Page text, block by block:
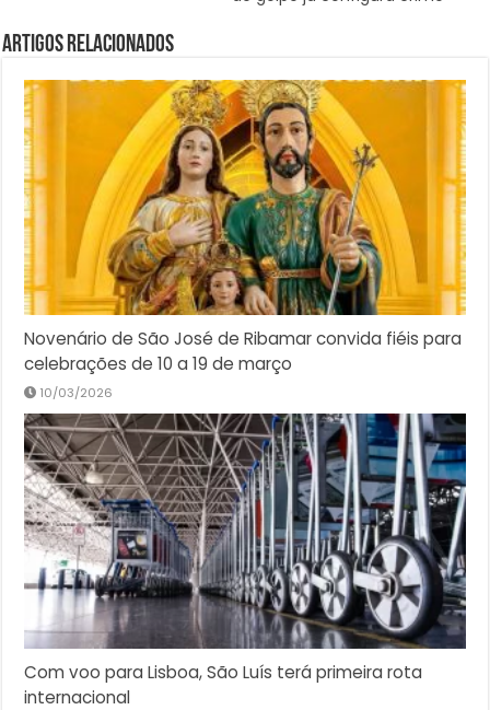
Artigos Relacionados
Novenário de São José de Ribamar convida fiéis para
celebrações de 10 a 19 de março
10/03/2026
Com voo para Lisboa, São Luís terá primeira rota
internacional